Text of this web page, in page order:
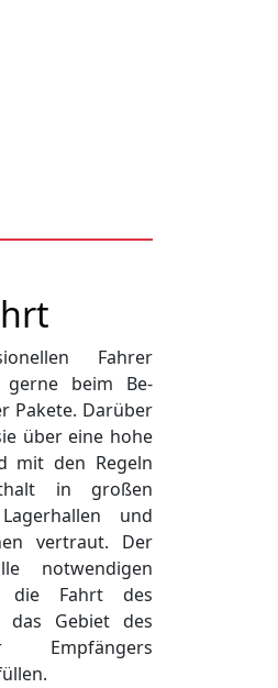
Fahrer
gerne beim Be-
Pakete. Darüber
über eine hohe
mit den Regeln
in großen
und
vertraut. Der
notwendigen
die Fahrt des
das Gebiet des
Empfängers